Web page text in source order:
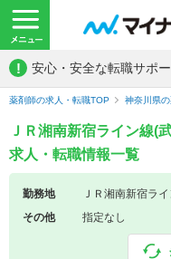
! 安心・安全な転職サポ
薬剤師の求人・転職TOP 神奈川県の
ＪＲ湘南新宿ライン線(
求人・転職情報一覧
勤務地
ＪＲ湘南新宿ラ
その他
指定なし